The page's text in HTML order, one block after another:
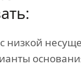
низкой